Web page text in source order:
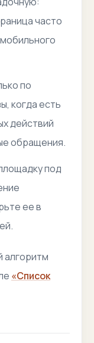
часто
по
когда есть
действий
обращения.
под
ее в
алгоритм
«Список